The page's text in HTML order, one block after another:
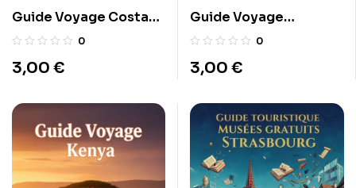
Guide Voyage Costa
Rica
0
3,00 €
Guide Voyage
Thaïlande 0
3,00 €